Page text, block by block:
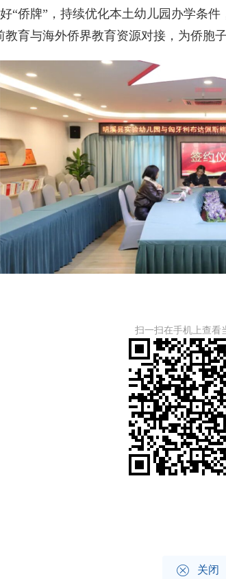
牌”，持续优化本土幼儿园办学条件
育与海外侨界教育资源对接，为侨胞
扫一扫在手机上查看
 关闭